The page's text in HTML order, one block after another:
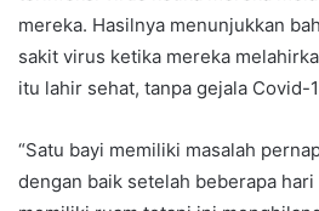
mereka. Hasilnya menunjukkan
sakit virus ketika mereka
itu lahir sehat, tanpa gejala Covid-
“Satu bayi memiliki masalah
dengan baik setelah beberapa